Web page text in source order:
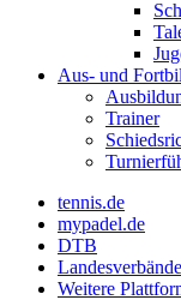
Aus- und
Trainer
tennis.de
mypadel.de
DTB
Landesverbände
Weitere